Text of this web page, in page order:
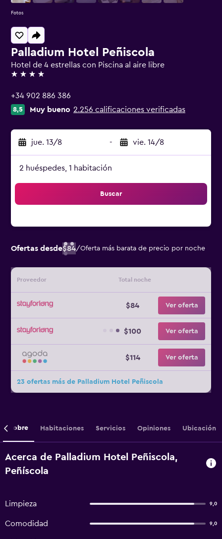
Palladium Hotel Peñiscola
Hotel de 4 estrellas con Piscina al aire libre
4 estrellas
+34 902 886 386
8,5 Muy bueno 2.256 calificaciones verificadas
jue. 13/8 - vie. 14/8
2 huéspedes, 1 habitación
Buscar
Ofertas desde$84/Oferta más barata de precio por noche
Proveedor Total noche
$84 Ver oferta
$100 Ver oferta
$114 Ver oferta
23 ofertas más de Palladium Hotel Peñiscola
Fotos
Sobre Habitaciones Servicios Opiniones Ubicación
Acerca de Palladium Hotel Peñiscola,
Peñíscola
Limpieza 9,0
Comodidad 9,0